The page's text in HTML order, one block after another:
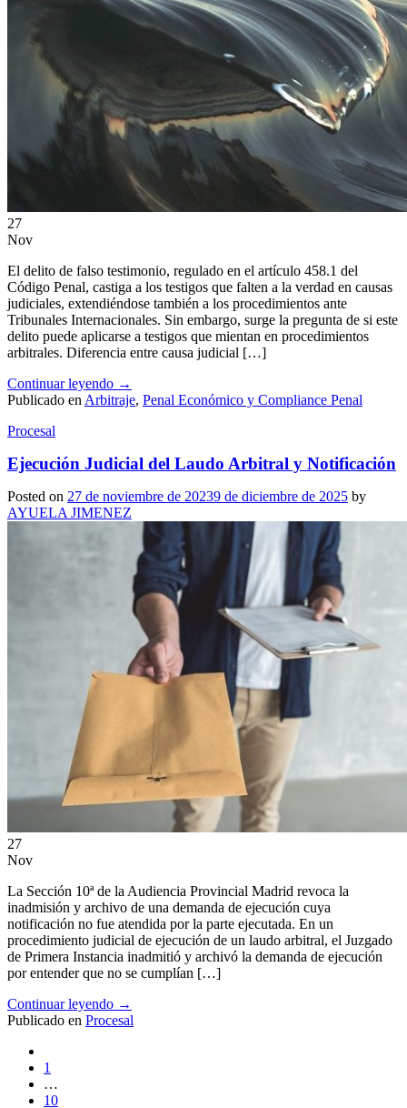
27
Nov
El delito de falso testimonio, regulado en el artículo 458.1 del
Código Penal, castiga a los testigos que falten a la verdad en causas
judiciales, extendiéndose también a los procedimientos ante
Tribunales Internacionales. Sin embargo, surge la pregunta de si este
delito puede aplicarse a testigos que mientan en procedimientos
arbitrales. Diferencia entre causa judicial […]
Continuar leyendo →
Publicado en Arbitraje, Penal Económico y Compliance Penal
Procesal
Ejecución Judicial del Laudo Arbitral y Notificación
Posted on 27 de noviembre de 20239 de diciembre de 2025 by
AYUELA JIMENEZ
27
Nov
La Sección 10ª de la Audiencia Provincial Madrid revoca la
inadmisión y archivo de una demanda de ejecución cuya
notificación no fue atendida por la parte ejecutada. En un
procedimiento judicial de ejecución de un laudo arbitral, el Juzgado
de Primera Instancia inadmitió y archivó la demanda de ejecución
por entender que no se cumplían […]
Continuar leyendo →
Publicado en Procesal
1
…
10